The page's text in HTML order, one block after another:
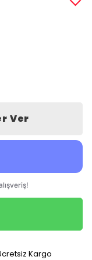
Ver
Kargo